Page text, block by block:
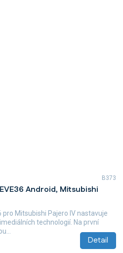
Android, Mitsubishi
Detail
pro Mitsubishi Pajero IV nastavuje
technologií. Na první
B373